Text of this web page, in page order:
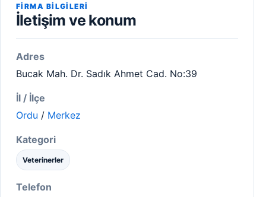
FIRMA BILGILERI
İletişim ve konum
Adres
Bucak Mah. Dr. Sadık Ahmet Cad. No:39
İl / İlçe
Ordu / Merkez
Kategori
Veterinerler
Telefon